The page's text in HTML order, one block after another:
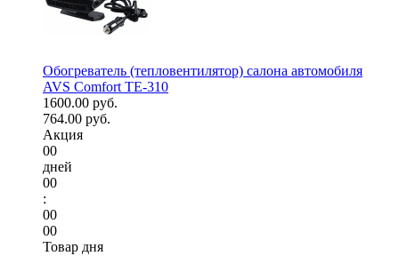
Обогреватель (тепловентилятор) салона автомобиля
AVS Comfort TE-310
1600.00 руб.
764.00 руб.
Акция
00
дней
00
:
00
00
Товар дня